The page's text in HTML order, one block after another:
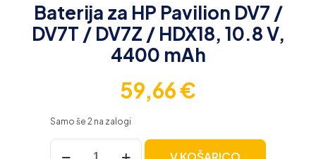
Baterija za HP Pavilion DV7 /
DV7T / DV7Z / HDX18, 10.8 V,
4400 mAh
59,66€
Samo še 2 na zalogi
Baterija